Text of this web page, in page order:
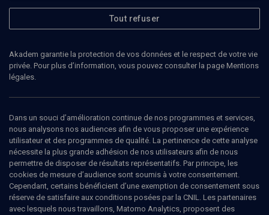
Ajouter Partager J’aime
Tout refuser
Akadem garantie la protection de vos données et le respect de votre vie
privée. Pour plus d’information, vous pouvez consulter la page Mentions
légales.
Dans un souci d’amélioration continue de nos programmes et services,
nous analysons nos audiences afin de vous proposer une expérience
utilisateur et des programmes de qualité. La pertinence de cette analyse
nécessite la plus grande adhésion de nos utilisateurs afin de nous
permettre de disposer de résultats représentatifs. Par principe, les
cookies de mesure d’audience sont soumis à votre consentement.
Cependant, certains bénéficient d’une exemption de consentement sous
réserve de satisfaire aux conditions posées par la CNIL. Les partenaires
avec lesquels nous travaillons, Matomo Analytics, proposent des